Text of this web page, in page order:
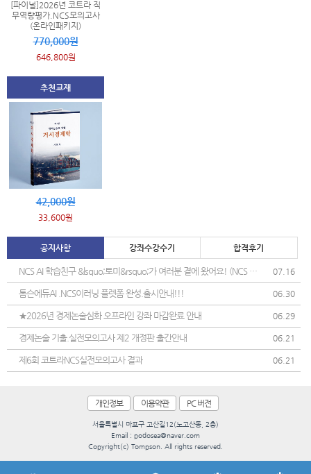
[파이널]2026년 코트라 직
무역량평가.NCS모의고사
(온라인패키지)
770,000원
646,800원
추천교재
42,000원
33,600원
공지사항 강좌수강수기 합격후기
NCS AI 학습친구 &lsquo;토미&rsquo;가 여러분 곁에 왔어요! (NCS 학
습 도우미 정식 오픈)
07.16
톰슨에듀AI .NCS이러닝 플렛폼 완성.출시안내!!! 06.30
★2026년 경제논술심화 오프라인 강좌 마감완료 안내 06.29
경제논술 기출.실전모의고사 제2 개정판 출간안내 06.21
제6회 코트라NCS실전모의고사 결과 06.21
개인정보 이용약관 PC 버전
서울특별시 마포구 고산길12(노고산동, 2층)
Email : podosea@naver.com
Copyright(c) Tompson. All rights reserved.